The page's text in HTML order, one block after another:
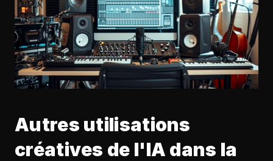
Autres utilisations
créatives de l'IA dans la